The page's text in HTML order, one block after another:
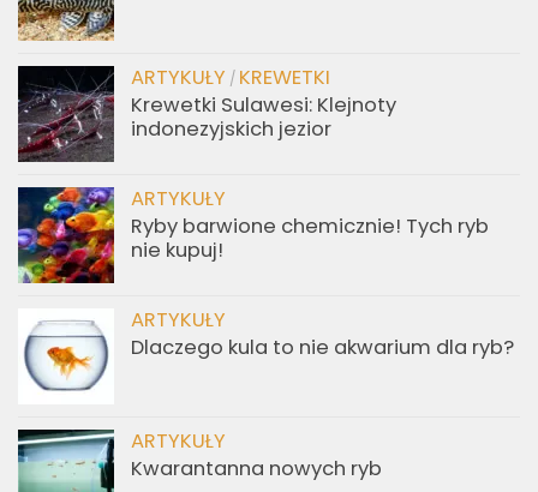
ARTYKUŁY / KREWETKI
Krewetki Sulawesi: Klejnoty
indonezyjskich jezior
ARTYKUŁY
Ryby barwione chemicznie! Tych ryb
nie kupuj!
ARTYKUŁY
Dlaczego kula to nie akwarium dla ryb?
ARTYKUŁY
Kwarantanna nowych ryb